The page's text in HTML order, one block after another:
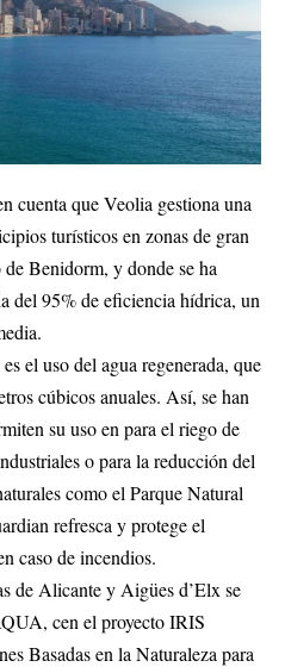
cuenta que Veolia gestiona una
turísticos en zonas de gran
Benidorm, y donde se ha
del 95% de eficiencia hídrica, un
el uso del agua regenerada, que
cúbicos anuales. Así, se han
su uso en para el riego de
o para la reducción del
como el Parque Natural
refresca y protege el
caso de incendios.
de Alicante y Aigües d’Elx se
cen el proyecto IRIS
Basadas en la Naturaleza para